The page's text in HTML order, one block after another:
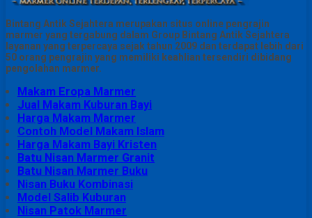
Bintang Antik Sejahtera merupakan situs online pengrajin
marmer yang tergabung dalam Group Bintang Antik Sejahtera
layanan yang terpercaya sejak tahun 2009 dan terdapat lebih dari
50 orang pengrajin yang memiliki keahlian tersendiri dibidang
pengolahan marmer.
Makam Eropa Marmer
Jual Makam Kuburan Bayi
Harga Makam Marmer
Contoh Model Makam Islam
Harga Makam Bayi Kristen
Batu Nisan Marmer Granit
Batu Nisan Marmer Buku
Nisan Buku Kombinasi
Model Salib Kuburan
Nisan Patok Marmer